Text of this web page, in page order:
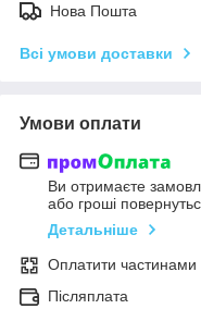
Нова Пошта
Всі умови доставки
Умови оплати
Ви отримаєте
або гроші
Детальніше
Оплатити частинами
Післяплата